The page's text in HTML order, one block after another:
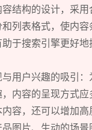
化专家
容结构的设计，采用
列表格式，使内容
于搜索引擎更好地
用户兴趣的吸引：
内容的呈现方式应
容，还可以增加高
图片、生动的场景